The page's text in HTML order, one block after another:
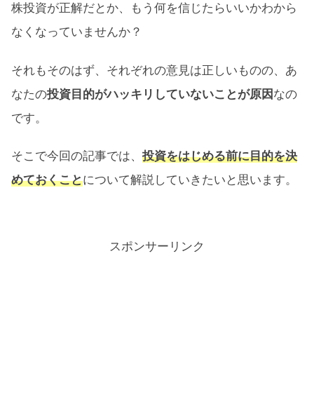
株投資が正解だとか、もう何を信じたらいいかわから
なくなっていませんか？
それもそのはず、それぞれの意見は正しいものの、あ
なたの投資目的がハッキリしていないことが原因なの
です。
そこで今回の記事では、 投資をはじめる前に目的を決
めておくことについて解説していきたいと思います。
スポンサーリンク